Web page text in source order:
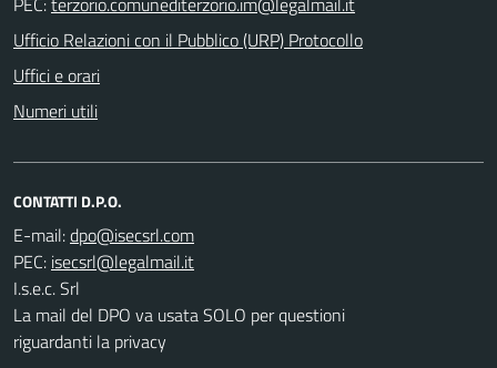
Ufficio Relazioni con il Pubblico (URP) Protocollo
Uffici e orari
Numeri utili
CONTATTI D.P.O.
E-mail:
PEC:
I.s.e.c. Srl
La mail del DPO va usata SOLO per questioni
riguardanti la privacy